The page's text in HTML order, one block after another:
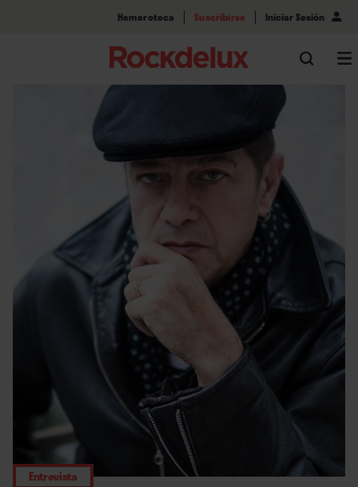
Hemeroteca Suscribirse Iniciar Sesión
Entrevista